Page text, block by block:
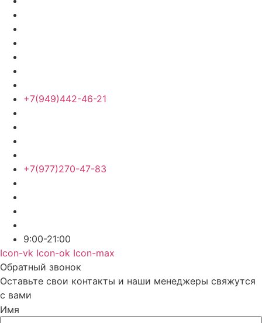
+7(949)442-46-21
+7(977)270-47-83
9:00-21:00
Icon-vk Icon-ok Icon-max
Обратный звонок
Оставьте свои контакты и наши менеджеры свяжутся
с вами
Имя